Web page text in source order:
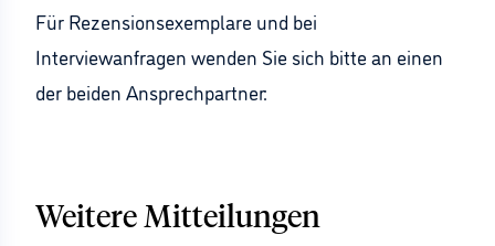
Für Rezensionsexemplare und bei
Interviewanfragen wenden Sie sich bitte an einen
der beiden Ansprechpartner:
Weitere Mitteilungen